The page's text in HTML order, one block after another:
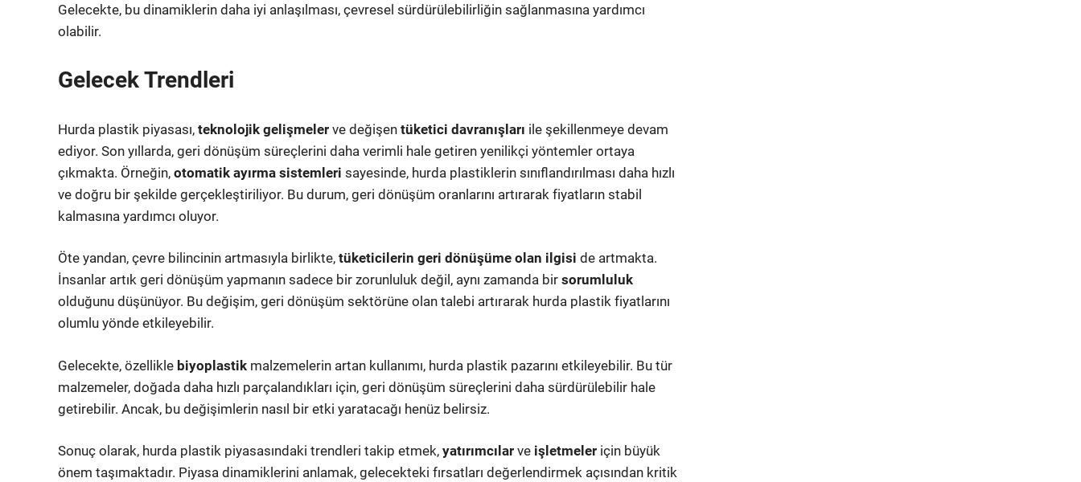
Gelecekte, bu dinamiklerin daha iyi anlaşılması, çevresel sürdürülebilirliğin sağlanmasına yardımcı
olabilir.
Gelecek Trendleri
Hurda plastik piyasası, teknolojik gelişmeler ve değişen tüketici davranışları ile şekillenmeye devam
ediyor. Son yıllarda, geri dönüşüm süreçlerini daha verimli hale getiren yenilikçi yöntemler ortaya
çıkmakta. Örneğin, otomatik ayırma sistemleri sayesinde, hurda plastiklerin sınıflandırılması daha hızlı
ve doğru bir şekilde gerçekleştiriliyor. Bu durum, geri dönüşüm oranlarını artırarak fiyatların stabil
kalmasına yardımcı oluyor.
Öte yandan, çevre bilincinin artmasıyla birlikte, tüketicilerin geri dönüşüme olan ilgisi de artmakta.
İnsanlar artık geri dönüşüm yapmanın sadece bir zorunluluk değil, aynı zamanda bir sorumluluk
olduğunu düşünüyor. Bu değişim, geri dönüşüm sektörüne olan talebi artırarak hurda plastik fiyatlarını
olumlu yönde etkileyebilir.
Gelecekte, özellikle biyoplastik malzemelerin artan kullanımı, hurda plastik pazarını etkileyebilir. Bu tür
malzemeler, doğada daha hızlı parçalandıkları için, geri dönüşüm süreçlerini daha sürdürülebilir hale
getirebilir. Ancak, bu değişimlerin nasıl bir etki yaratacağı henüz belirsiz.
Sonuç olarak, hurda plastik piyasasındaki trendleri takip etmek, yatırımcılar ve işletmeler için büyük
önem taşımaktadır. Piyasa dinamiklerini anlamak, gelecekteki fırsatları değerlendirmek açısından kritik